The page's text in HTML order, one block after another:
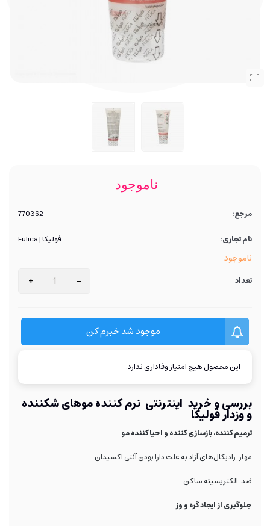
بررسی و خرید اینترنتی نرم کننده موهای شکننده
و وزدار فولیکا
ترمیم کننده، بازسازی کننده و احیا کننده مو
مهار رادیکال‌های آزاد به علت دارا بودن آنتی اکسیدان
ضد الکتریسیته ساکن
جلوگیری از ایجاد گره و وز
ناموجود
مرجع:
770362
نام تجاری:
فولیکا | Fulica
ناموجود
تعداد -
+
موجود شد خبرم کن
این محصول هیچ امتیاز وفاداری ندارد.